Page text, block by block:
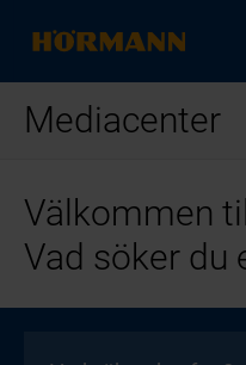
Mediacenter
Välkommen
Vad söker du